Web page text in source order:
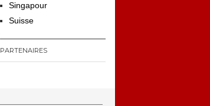
Singapour
Suisse
PARTENAIRES